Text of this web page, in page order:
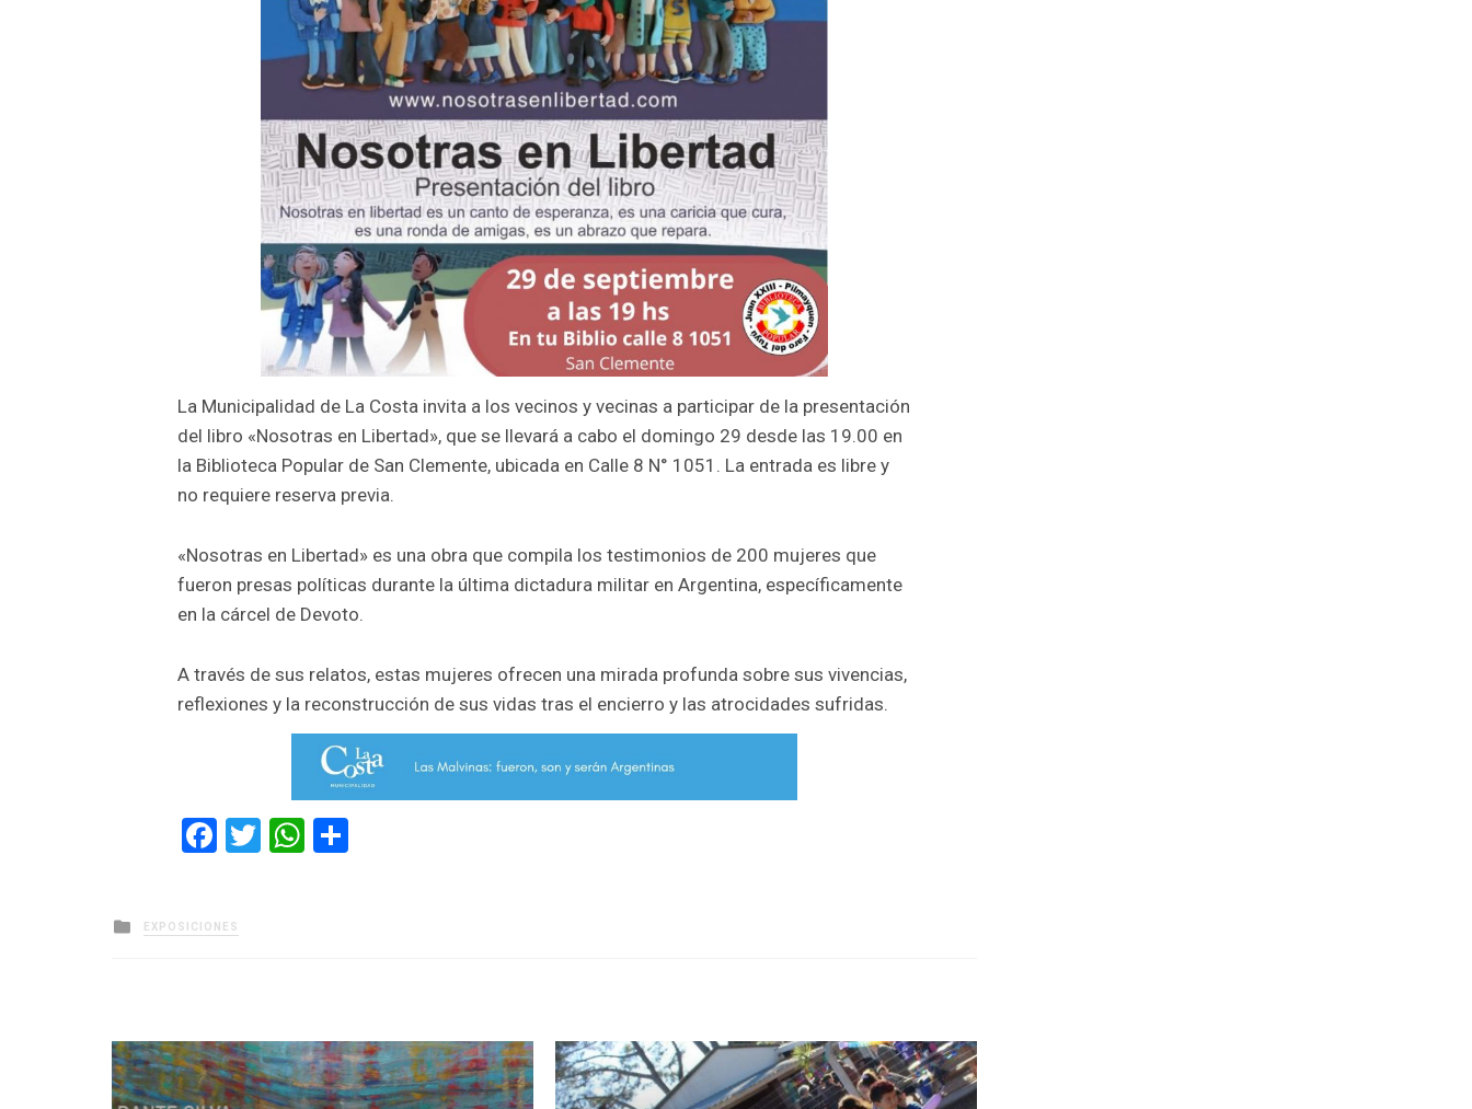
La Municipalidad de La Costa invita a los vecinos y vecinas a participar de la presentación
del libro «Nosotras en Libertad», que se llevará a cabo el domingo 29 desde las 19.00 en
la Biblioteca Popular de San Clemente, ubicada en Calle 8 N° 1051. La entrada es libre y
no requiere reserva previa.
«Nosotras en Libertad» es una obra que compila los testimonios de 200 mujeres que
fueron presas políticas durante la última dictadura militar en Argentina, específicamente
en la cárcel de Devoto.
A través de sus relatos, estas mujeres ofrecen una mirada profunda sobre sus vivencias,
reflexiones y la reconstrucción de sus vidas tras el encierro y las atrocidades sufridas.
Facebook
TwitterWhatsApp
Posted
in
EXPOSICIONES